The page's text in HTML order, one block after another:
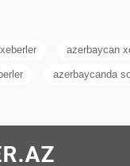
azerbaycan
azerbaycanda